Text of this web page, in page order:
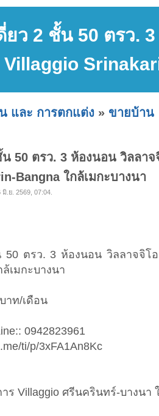
ยว 2 ชั้น 50 ตรว.
Villaggio
และ การตกแต่ง » ขายบ้าน
น 50 ตรว. 3 ห้องนอน วิลลา
Bangna ใกล้เมกะบางนา
.ย. 2569, 07:04.
50 ตรว. 3 ห้องนอน วิลลาจจิโ
ล้เมกะบางนา
าท/เดือน
0942823961
ti/p/3xFA1An8Kc
ร Villaggio ศรีนครินทร์-บางนา